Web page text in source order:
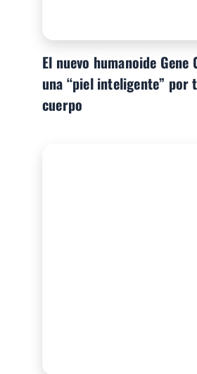
El nuevo humanoide Gene
una “piel inteligente” por
cuerpo